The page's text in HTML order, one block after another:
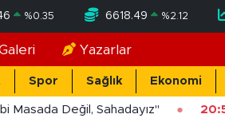
%0.35 6618.49 %2.12
Yazarlar
Spor Sağlık Ekonomi
Masada Değil, Sahadayız"